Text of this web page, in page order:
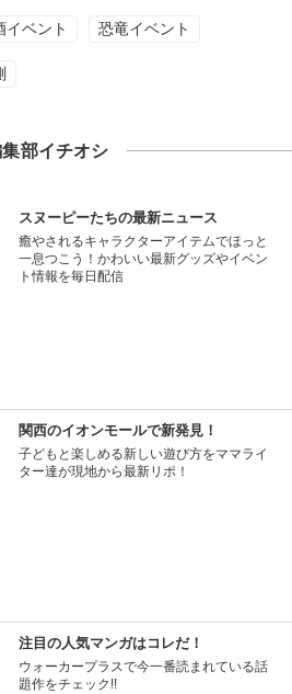
イベント 恐竜イベント
部イチオシ
スヌーピーたちの最新ニュース
癒やされるキャラクターアイテムでほっと
一息つこう！かわいい最新グッズやイベン
ト情報を毎日配信
関西のイオンモールで新発見！
子どもと楽しめる新しい遊び方をママライ
ター達が現地から最新リポ！
注目の人気マンガはコレだ！
ウォーカープラスで今一番読まれている話
題作をチェック!!